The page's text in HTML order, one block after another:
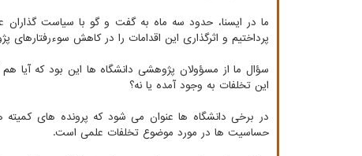
ما در ایسنا، حدود سه ماه به گفت و گو با سیاست
پرداختیم و اثرگذاری این اقدامات را در کاهش سوءرفتارهای
سؤال ما از مسؤولان پژوهشی دانشگاه ها این بود که آیا
این تخلفات به وجود آمده یا نه؟
در برخی دانشگاه ها عنوان می شود که پرونده های
حساسیت ها در مورد موضوع تخلفات علمی است.